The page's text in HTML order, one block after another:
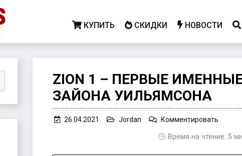
КУПИТЬ СКИДКИ НОВОСТИ
ZION 1 – ПЕРВЫЕ
ЗАЙОНА УИЛЬЯМСОНА
26.04.2021 Jordan Комментировать
1
🕒 Время на чтение: 5